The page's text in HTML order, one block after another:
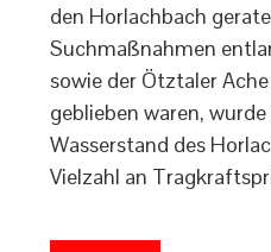
den Horlachbach
Suchmaßnahmen
sowie der Ötztaler
geblieben waren,
Wasserstand des
Vielzahl an